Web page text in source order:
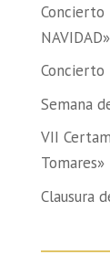
Concierto
NAVIDAD»
Concierto
Semana
VII
Tomares»
Clausura